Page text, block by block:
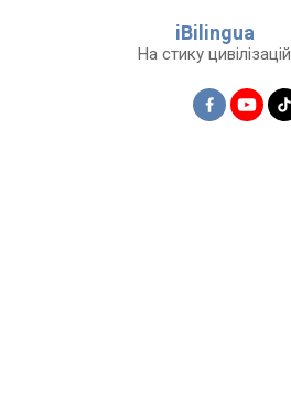
iBilingua
На стику цивілізацій